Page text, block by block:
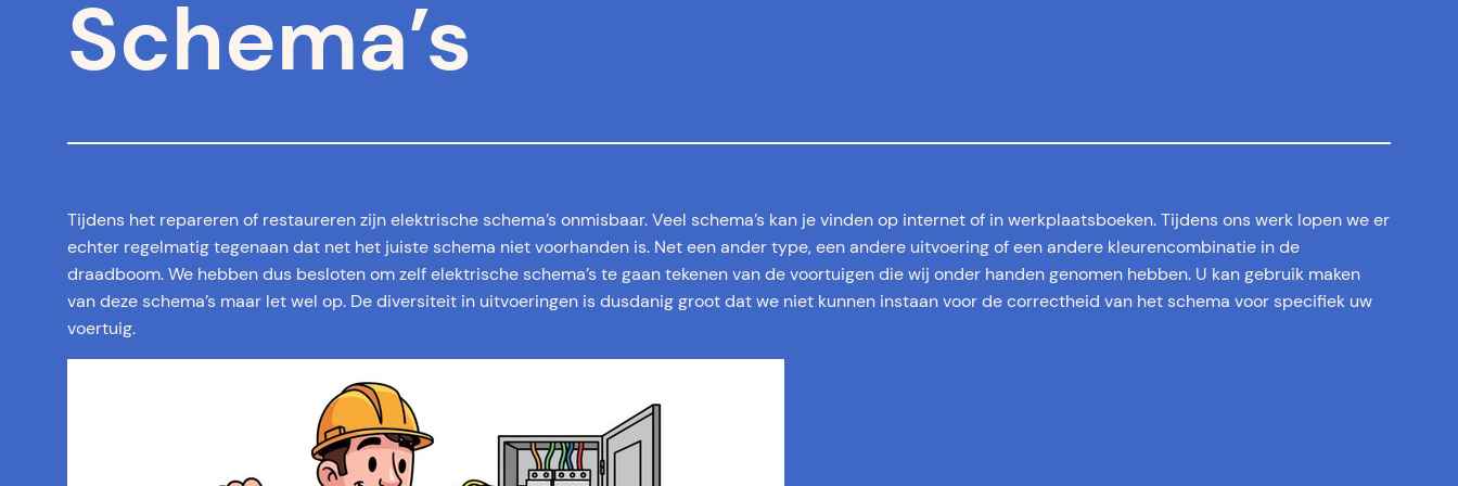
Schema’s
Tijdens het repareren of restaureren zijn elektrische schema’s onmisbaar. Veel schema’s kan je vinden op internet of in werkplaatsboeken. Tijdens ons werk lopen we er
echter regelmatig tegenaan dat net het juiste schema niet voorhanden is. Net een ander type, een andere uitvoering of een andere kleurencombinatie in de
draadboom. We hebben dus besloten om zelf elektrische schema’s te gaan tekenen van de voortuigen die wij onder handen genomen hebben. U kan gebruik maken
van deze schema’s maar let wel op. De diversiteit in uitvoeringen is dusdanig groot dat we niet kunnen instaan voor de correctheid van het schema voor specifiek uw
voertuig.